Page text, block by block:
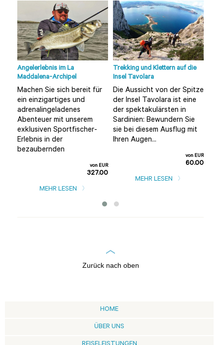
Angelerlebnis im La
Maddalena-Archipel
Machen Sie sich bereit für
ein einzigartiges und
adrenalingeladenes
Abenteuer mit unserem
exklusiven Sportfischer-
Erlebnis in der
bezaubernden
von EUR
327.00
MEHR LESEN
Trekking und Klettern auf die
Insel Tavolara
Die Aussicht von der Spitze
der Insel Tavolara ist eine
der spektakulärsten in
Sardinien: Bewundern Sie
sie bei diesem Ausflug mit
Ihren Augen...
von EUR
60.00
MEHR LESEN
Zurück nach oben
HOME
ÜBER UNS